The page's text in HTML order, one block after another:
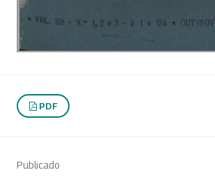
PDF
Publicado